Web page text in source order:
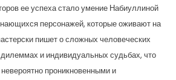
ее успеха стало умение Набиуллиной
персонажей, которые оживают на
пишет о сложных человеческих
и индивидуальных судьбах, что
проникновенными и